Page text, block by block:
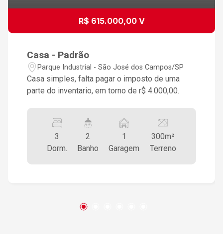
R$ 615.000,00 V
Casa - Padrão
Parque Industrial - São José dos Campos/SP
Casa simples, falta pagar o imposto de uma
parte do inventario, em torno de r$ 4.000,00.
3
Dorm.
2
Banho
1
Garagem
300m²
Terreno